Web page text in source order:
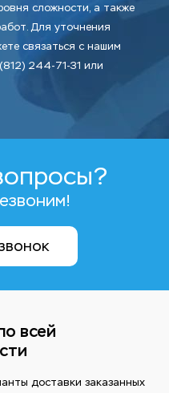
сложности, а также
Для уточнения
связаться с нашим
244-71-31 или
всей
доставки заказанных